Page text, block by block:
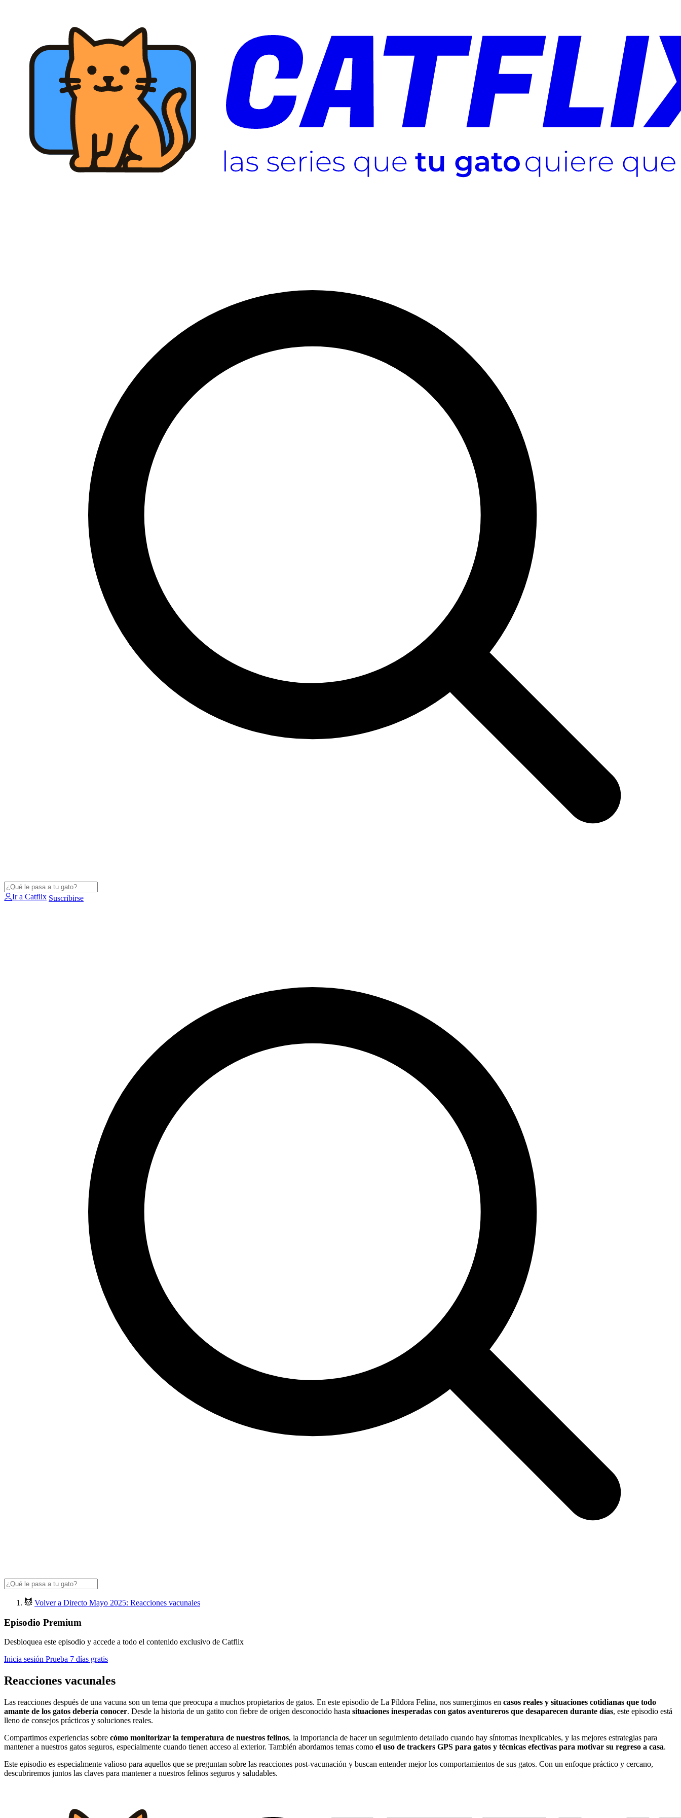
Ir a Catflix Suscribirse
Volver a Directo Mayo 2025: Reacciones vacunales
Episodio Premium
Desbloquea este episodio y accede a todo el contenido exclusivo de Catflix
Inicia sesión Prueba 7 días gratis
Reacciones vacunales
Las reacciones después de una vacuna son un tema que preocupa a muchos propietarios de gatos. En este episodio de La Píldora Felina, nos sumergimos en casos reales y situaciones cotidianas que todo
amante de los gatos debería conocer. Desde la historia de un gatito con fiebre de origen desconocido hasta situaciones inesperadas con gatos aventureros que desaparecen durante días, este episodio está
lleno de consejos prácticos y soluciones reales.
Compartimos experiencias sobre cómo monitorizar la temperatura de nuestros felinos, la importancia de hacer un seguimiento detallado cuando hay síntomas inexplicables, y las mejores estrategias para
mantener a nuestros gatos seguros, especialmente cuando tienen acceso al exterior. También abordamos temas como el uso de trackers GPS para gatos y técnicas efectivas para motivar su regreso a casa.
Este episodio es especialmente valioso para aquellos que se preguntan sobre las reacciones post-vacunación y buscan entender mejor los comportamientos de sus gatos. Con un enfoque práctico y cercano,
descubriremos juntos las claves para mantener a nuestros felinos seguros y saludables.